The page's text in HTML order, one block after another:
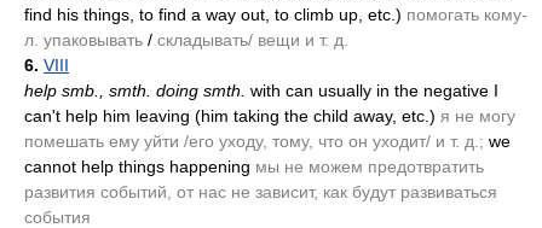
find his things, to find a way out, to climb up, etc.) помогать кому-
л. упаковывать / складывать/ вещи и т. д.
6. VIII
help smb., smth. doing smth. with can usually in the negative I
can't help him leaving (him taking the child away, etc.) я не могу
помешать ему уйти /его уходу, тому, что он уходит/ и т. д.; we
cannot help things happening мы не можем предотвратить
развития событий, от нас не зависит, как будут развиваться
события